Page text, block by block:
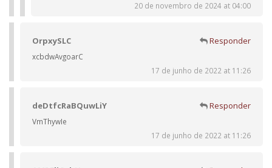
20 de novembro de 2024 at 04:00
OrpxySLC Responder
xcbdwAvgoarC
17 de junho de 2022 at 11:26
deDtfcRaBQuwLiY Responder
VmThywIe
17 de junho de 2022 at 11:26